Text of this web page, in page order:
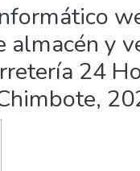
almacén y
24